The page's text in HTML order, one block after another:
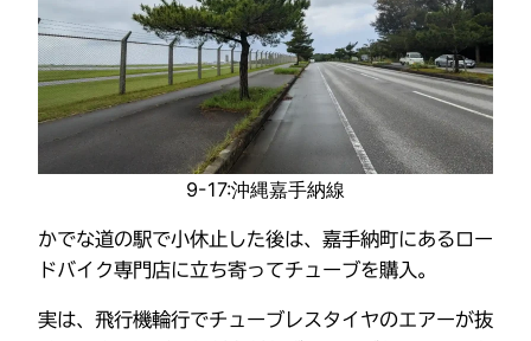
9-17:沖縄嘉手納線
かでな道の駅で小休止した後は、嘉手納町にあるロー
ドバイク専門店に立ち寄ってチューブを購入。
実は、飛行機輪行でチューブレスタイヤのエアーが抜